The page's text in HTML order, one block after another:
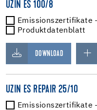
UZIN ES 100/8
Emissionszertifikate
Produktdatenblatt
DOWNLOAD
UZIN ES REPAIR 25/10
Emissionszertifikate